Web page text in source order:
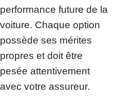
performance future de la
voiture. Chaque option
possède ses mérites
propres et doit être
pesée attentivement
avec votre assureur.